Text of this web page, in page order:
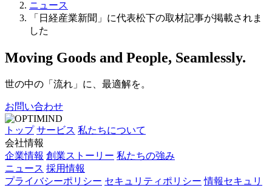
ニュース
「日経産業新聞」に代表松下の取材記事が掲載されま
した
Moving Goods and People, Seamlessly.
世の中の「流れ」に、最適解を。
お問い合わせ
トップ サービス 私たちについて
会社情報
企業情報 創業ストーリー 私たちの強み
ニュース 採用情報
プライバシーポリシー セキュリティポリシー 情報セキュリ